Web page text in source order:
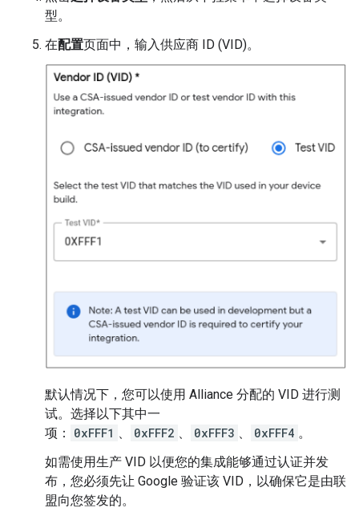
型。
在配置页面中，输入供应商 ID (VID)。
默认情况下，您可以使用 Alliance 分配的 VID 进行测
试。选择以下其中一
项：
0xFFF1 0xFFF2 0xFFF3 0xFFF4 。
如需使用生产 VID 以便您的集成能够通过认证并发
布，您必须先让 Google 验证该 VID，以确保它是由联
盟向您签发的。